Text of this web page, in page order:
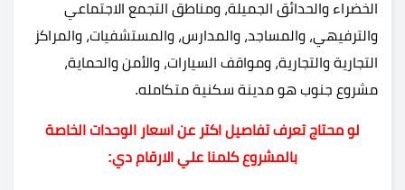
الخضراء والحدائق الجميلة، ومناطق التجمع الاجتماعي
والترفيهي، والمساجد، والمدارس، والمستشفيات، والمراكز
التجارية والتجارية، ومواقف السيارات، والأمن والحماية،
مشروع جنوب هو مدينة سكنية متكامله.
لو محتاج تعرف تفاصيل اكتر عن اسعار الوحدات الخاصة
بالمشروع كلمنا علي الارقام دي: